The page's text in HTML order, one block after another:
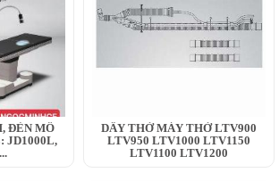
ĐÈN MỔ
JD1000L,
DÂY THỞ MÁY THỞ LTV900
LTV950 LTV1000 LTV1150
LTV1100 LTV1200